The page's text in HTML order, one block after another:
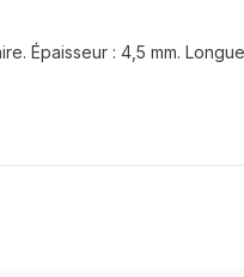
Épaisseur : 4,5 mm.